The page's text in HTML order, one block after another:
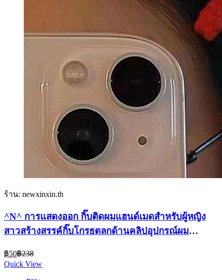
ร้าน: newxinxin.th
^N^ การแสดงออก กิ๊บติดผมแฮนด์เมดสําหรับผู้หญิง
สาวสร้างสรรค์กิ๊บโกรธตลกด้านคลิปอุปกรณ์ผม
฿50Current
price
is:
฿238
was:
Quick View